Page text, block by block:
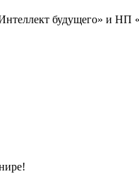
будущего» и НП